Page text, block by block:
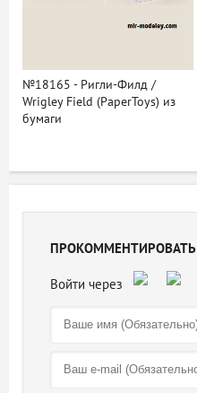
№18165 - Ригли-Филд /
Wrigley Field (PaperToys) из
бумаги
ПРОКОММЕНТИРОВАТЬ